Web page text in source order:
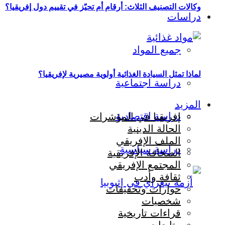
دراسات
جميع المواد
دراسة اجتماعية
دراسة اقتصادية
دراسة سياسية
وكالات التصنيف الثلاث: أرقام أم تحيّز في تقييم دول إفريقيا؟
لماذا تمثل السيادة الغذائية أولوية مصيرية لإفريقيا؟
المزيد
إفريقيا في المؤشرات
الحالة الدينية
الملف الإفريقي
الصحافة الإفريقية
المجتمع الإفريقي
ثقافة وأدب
حوارات وتحقيقات
شخصيات
قراءات تاريخية